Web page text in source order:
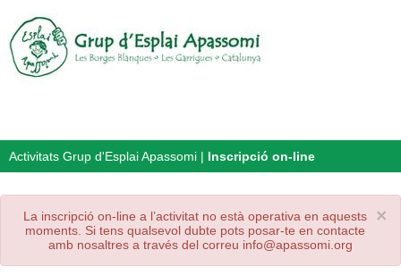
Activitats Grup d'Esplai Apassomi | Inscripció on-line
×
La inscripció on-line a l’activitat no està operativa en aquests
moments. Si tens qualsevol dubte pots posar-te en contacte
amb nosaltres a través del correu info@apassomi.org